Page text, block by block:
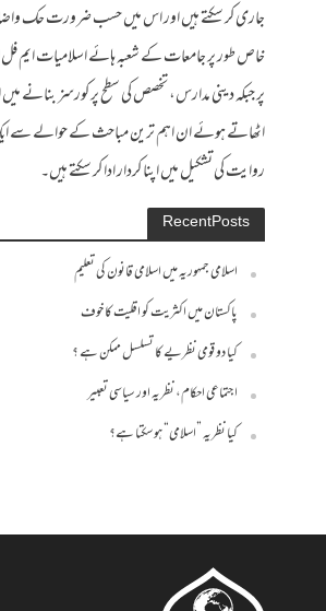
جاری کر سکتے ہیں اور اس میں حسب ضرورت حک
خاص طور پر جامعات کے شعبہ ہائے اسلامیات ایم فل
پر جبکہ دینی مدارس، تخصص کی سطح پر کورسز بنانے
اٹھاتے ہوئے ان اہم ترین مباحث کے حوالے سے
روایت کی تشکیل میں اپنا کردار ادا کر سکتے ہیں۔
Recent Posts
اسلامی جمہوریہ میں اسلامی قانون کی تعلیم
پاکستان میں اکثریت کو اقلیت کا خوف
کیا دو قومی نظریے کا تسلسل ممکن ہے ؟
اجتماعی احکام، نظریہ اور سیاسی تعبیر
کیا نظریہ ”اسلامی“ ہو سکتا ہے؟